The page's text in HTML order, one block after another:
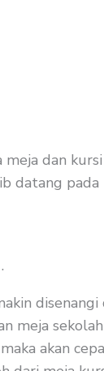
dan
datang pada
meja
akan